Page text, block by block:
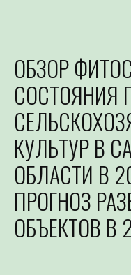
ОБЗОР
СОСТОЯНИЯ
КУЛЬТУР В
ОБЛАСТИ В
ПРОГНОЗ
ОБЪЕКТОВ В